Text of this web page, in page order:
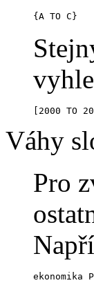
{A TO C}
[2000 TO
Váhy
Pro
ekonomika